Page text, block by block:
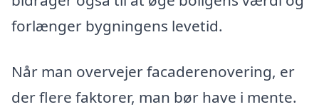
forlænger bygningens levetid.
Når man overvejer facaderenovering, er
der flere faktorer, man bør have i mente.